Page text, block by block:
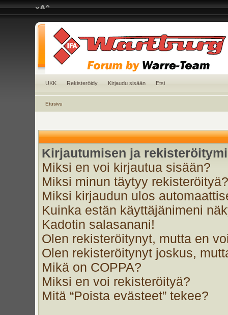
UKK Rekisteröidy Kirjaudu sisään Etsi
Etusivu
Kirjautumisen ja
Miksi en voi kirjautua sisään?
Miksi minun täytyy rekisteröityä?
Miksi kirjaudun ulos
Kuinka estän käyttäjänimeni
Kadotin salasanani!
Olen rekisteröitynyt, mutta en
Olen rekisteröitynyt joskus,
Mikä on COPPA?
Miksi en voi rekisteröityä?
Mitä “Poista evästeet” tekee?